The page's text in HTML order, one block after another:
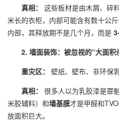
真相：
这些板材是由木屑、碎
米长的衣柜，内部可能含有数十公
内部，其释放期不是几个月，而是
2. 墙面装饰：被忽视的“大面积
重灾区：
壁纸、壁布、非环保
真相：
很多人以为乳胶漆是罪
米胶辅料）和墙基膜才是甲醛和
放面积巨大。